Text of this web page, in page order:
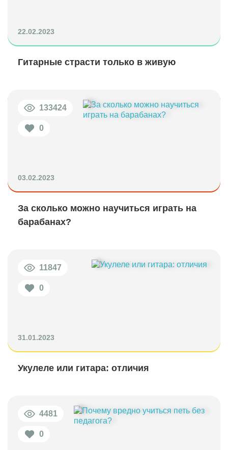
22.02.2023
Гитарные страсти только в живую
133424
0
03.02.2023
За сколько можно научиться играть на
барабанах?
11847
0
31.01.2023
Укулеле или гитара: отличия
4481
0